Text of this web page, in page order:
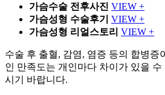
가슴수술 전후사진 VIEW +
가슴성형 수술후기 VIEW +
가슴성형 리얼스토리 VIEW +
수술 후 출혈, 감염, 염증 등의 합병증
인 만족도는 개인마다 차이가 있을
시기 바랍니다.